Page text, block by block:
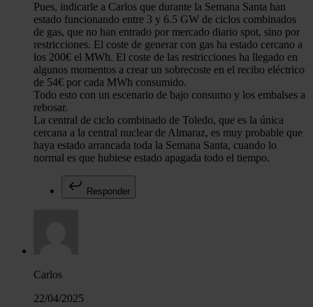
Pues, indicarle a Carlos que durante la Semana Santa han
estado funcionando entre 3 y 6.5 GW de ciclos combinados
de gas, que no han entrado por mercado diario spot, sino por
restricciones. El coste de generar con gas ha estado cercano a
los 200€ el MWh. El coste de las restricciones ha llegado en
algunos momentos a crear un sobrecoste en el recibo eléctrico
de 54€ por cada MWh consumido.
Todo esto con un escenario de bajo consumo y los embalses a
rebosar.
La central de ciclo combinado de Toledo, que es la única
cercana a la central nuclear de Almaraz, es muy probable que
haya estado arrancada toda la Semana Santa, cuando lo
normal es que hubiese estado apagada todo el tiempo.
Responder
Carlos
22/04/2025